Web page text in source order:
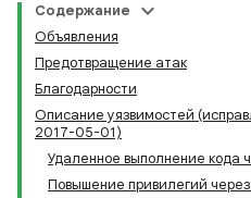
Содержание
Объявления
Предотвращение атак
Благодарности
Описание уязвимостей
2017-05-01)
Удаленное выполнение кода
Повышение привилегий через